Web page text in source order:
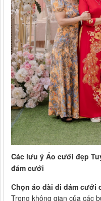
Các lưu ý Áo cưới đẹp
đám cưới
Chọn áo dài đi đám cưới
Trong không gian của các